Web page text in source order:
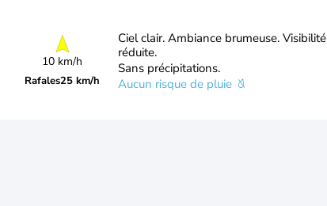
10 km/h
Rafales25 km/h
Ciel clair. Ambiance brumeuse. Visibilité
réduite.
Sans précipitations.
Aucun risque de pluie